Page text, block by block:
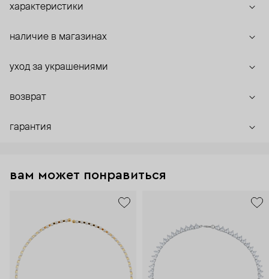
характеристики
наличие в магазинах
уход за украшениями
возврат
гарантия
вам может понравиться